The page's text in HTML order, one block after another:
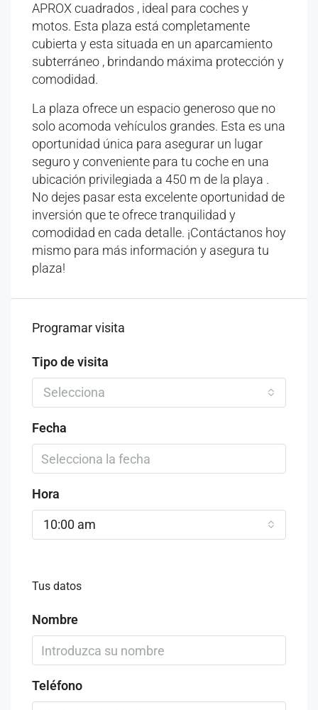
APROX cuadrados , ideal para coches y
motos. Esta plaza está completamente
cubierta y esta situada en un aparcamiento
subterráneo , brindando máxima protección y
comodidad.
La plaza ofrece un espacio generoso que no
solo acomoda vehículos grandes. Esta es una
oportunidad única para asegurar un lugar
seguro y conveniente para tu coche en una
ubicación privilegiada a 450 m de la playa .
No dejes pasar esta excelente oportunidad de
inversión que te ofrece tranquilidad y
comodidad en cada detalle. ¡Contáctanos hoy
mismo para más información y asegura tu
plaza!
Programar visita
Tipo de visita
Selecciona
Fecha
Hora
10:00 am
Tus datos
Nombre
Teléfono